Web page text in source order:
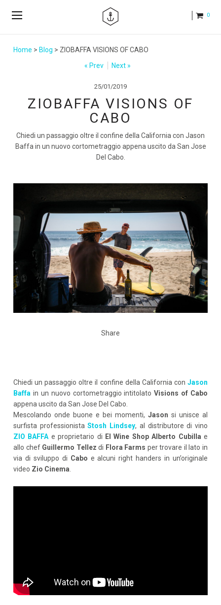
0
Home > Blog > ZIOBAFFA VISIONS OF CABO
« Prev
Next »
25/01/2019
ZIOBAFFA VISIONS OF
CABO
Chiedi un passaggio oltre il confine della California con Jason
Baffa in un nuovo cortometraggio appena uscito da San Jose
Del Cabo.
Share
Chiedi un passaggio oltre il confine della California con Jason
Baffa in un nuovo cortometraggio intitolatoVisions of Cabo
appena uscito da San Jose Del Cabo.
Mescolando onde buone e bei momenti, Jason si unisce al
surfista professionistaStosh Lindsey, al distributore di vino
ZIO BAFFA e proprietario di El Wine Shop Alberto Cubilla e
allo chef Guillermo Tellez di Flora Farms per trovare il lato in
via di sviluppo di Cabo e alcuni right handers in un’originale
video Zio Cinema